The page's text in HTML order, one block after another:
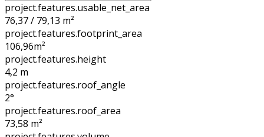
project.features.usable_net_area
76,37 / 79,13 m²
project.features.footprint_area
106,96m²
project.features.height
4,2 m
project.features.roof_angle
2°
project.features.roof_area
73,58 m²